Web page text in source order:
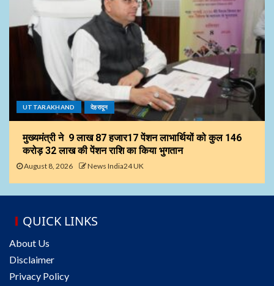
UTTARAKHAND देहरादून
मुख्यमंत्री ने 9 लाख 87 हजार17 पेंशन लाभार्थियों को कुल ₹146
करोड़ 32 लाख की पेंशन राशि का किया भुगतान
August 8, 2026 News India24 UK
QUICK LINKS
About Us
Disclaimer
Privacy Policy